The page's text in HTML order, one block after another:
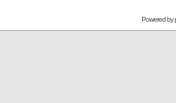
Powered by